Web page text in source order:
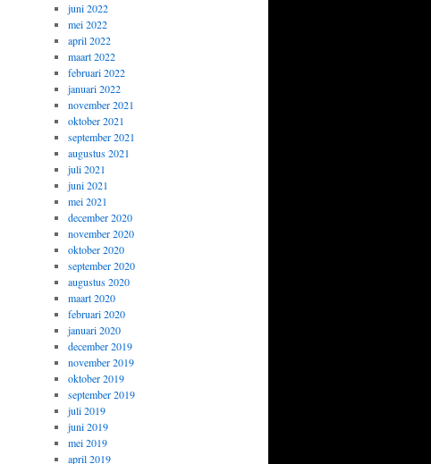
juni 2022
mei 2022
april 2022
maart 2022
februari 2022
januari 2022
november 2021
oktober 2021
september 2021
augustus 2021
juli 2021
juni 2021
mei 2021
december 2020
november 2020
oktober 2020
september 2020
augustus 2020
maart 2020
februari 2020
januari 2020
december 2019
november 2019
oktober 2019
september 2019
juli 2019
juni 2019
mei 2019
april 2019